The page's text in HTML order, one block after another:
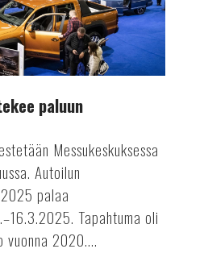
paluun
Messukeskuksessa
Autoilun
palaa
Tapahtuma oli
2020....